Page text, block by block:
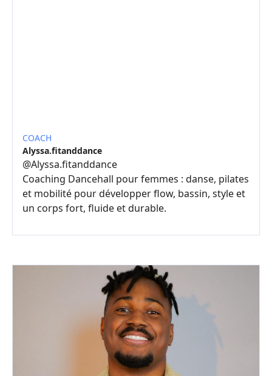
COACH
Alyssa.fitanddance
@Alyssa.fitanddance
Coaching Dancehall pour femmes : danse, pilates
et mobilité pour développer flow, bassin, style et
un corps fort, fluide et durable.